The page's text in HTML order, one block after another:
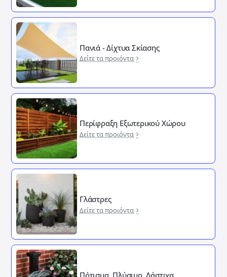
Πανιά - Δίχτυα Σκίασης
Δείτε τα προιόντα
Περίφραξη Εξωτερικού Χώρου
Δείτε τα προιόντα
Γλάστρες
Δείτε τα προιόντα
Πότισμα, Πλύσιμο, Λάστιχα